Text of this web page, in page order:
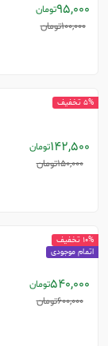
95,000تومان
100,000تومان
142,500تومان
150,000تومان
5% تخفیف
540,000تومان
600,000تومان
10% تخفیف
اتمام موجودی